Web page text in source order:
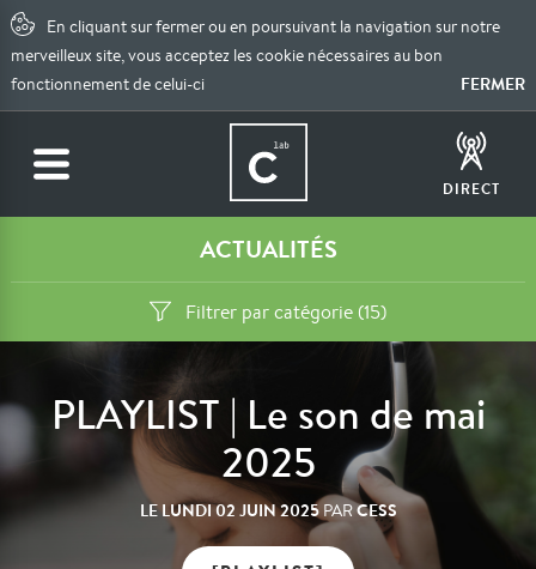
En cliquant sur fermer ou en poursuivant la navigation sur notre
merveilleux site, vous acceptez les cookie nécessaires au bon
fonctionnement de celui-ci
FERMER
DIRECT
ACTUALITÉS
Filtrer par catégorie (15)
PLAYLIST | Le son de mai
2025
LELUNDI 02 JUIN 2025 PARCESS